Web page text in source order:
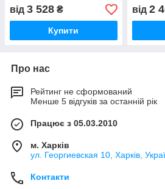
від 3 528 ₴
Купити
від 2
Про нас
Рейтинг не сформований
Менше 5 відгуків за останній рік
Працює з 05.03.2010
м. Харків
ул. Георгиевская 10, Харків,
Контакти